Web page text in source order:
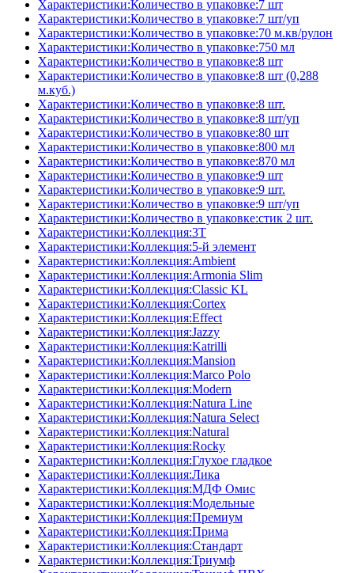
Характеристики:Количество в упаковке:7 шт
Характеристики:Количество в упаковке:7 шт/уп
Характеристики:Количество в упаковке:70 м.кв/рулон
Характеристики:Количество в упаковке:750 мл
Характеристики:Количество в упаковке:8 шт
Характеристики:Количество в упаковке:8 шт (0,288
м.куб.)
Характеристики:Количество в упаковке:8 шт.
Характеристики:Количество в упаковке:8 шт/уп
Характеристики:Количество в упаковке:80 шт
Характеристики:Количество в упаковке:800 мл
Характеристики:Количество в упаковке:870 мл
Характеристики:Количество в упаковке:9 шт
Характеристики:Количество в упаковке:9 шт.
Характеристики:Количество в упаковке:9 шт/уп
Характеристики:Количество в упаковке:стик 2 шт.
Характеристики:Коллекция:3T
Характеристики:Коллекция:5-й элемент
Характеристики:Коллекция:Ambient
Характеристики:Коллекция:Armonia Slim
Характеристики:Коллекция:Classic KL
Характеристики:Коллекция:Cortex
Характеристики:Коллекция:Effect
Характеристики:Коллекция:Jazzy
Характеристики:Коллекция:Katrilli
Характеристики:Коллекция:Mansion
Характеристики:Коллекция:Marco Polo
Характеристики:Коллекция:Modern
Характеристики:Коллекция:Natura Line
Характеристики:Коллекция:Natura Select
Характеристики:Коллекция:Natural
Характеристики:Коллекция:Rocky
Характеристики:Коллекция:Глухое гладкое
Характеристики:Коллекция:Лика
Характеристики:Коллекция:МДФ Омис
Характеристики:Коллекция:Модельные
Характеристики:Коллекция:Премиум
Характеристики:Коллекция:Прима
Характеристики:Коллекция:Стандарт
Характеристики:Коллекция:Триумф